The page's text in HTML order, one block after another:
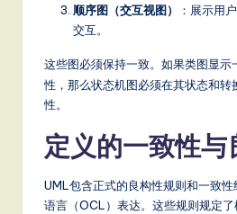
T
顺序图（交互视图）
：展示用
交互。
这些图必须保持一致。如果类图显示
性，那么状态机图必须在其状态和转
性。
定义的一致性与
UML包含正式的良构性规则和一致
语言（OCL）表达。这些规则规定